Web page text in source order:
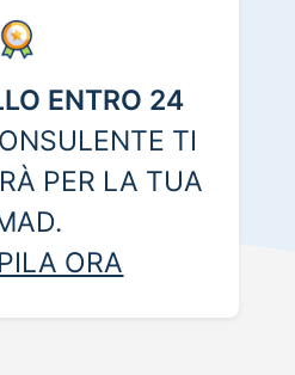
ENTRO 24
TI
PER LA TUA
ORA